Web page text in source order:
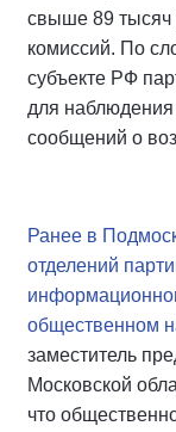
свыше 89 тысяч
комиссий. По
субъекте РФ
для наблюдения
сообщений о
Ранее в
отделений
общественном
заместитель
Московской
что